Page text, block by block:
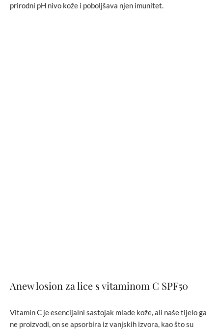
prirodni pH nivo kože i poboljšava njen imunitet.
Anew losion za lice s vitaminom C SPF50
Vitamin C je esencijalni sastojak mlade kože, ali naše tijelo ga
ne proizvodi, on se apsorbira iz vanjskih izvora, kao što su